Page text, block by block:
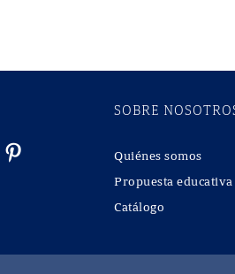
SOBRE
Quiénes somos
Propuesta educativa
Catálogo